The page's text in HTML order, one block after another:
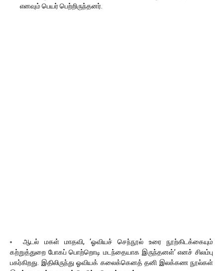
எனவும் பெயர் பெற்றிருந்தனர்.
ஆடல் மகள் மாதவி, ‘ஓவியச் செந்நூல் உரை நூற்கிடக்கையும்
கற்றுத்துறை போகப் பொற்றொடி மடந்தையாக இருந்தனள்’ எனச் சிலம்பு
பகர்கிறது. இதிலிருந்து ஓவியக் கலைக்கெனத் தனி இலக்கண நூல்கள்